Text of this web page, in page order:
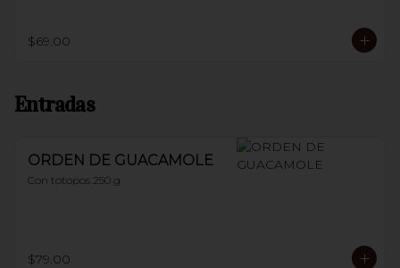
$69.00
Entradas
ORDEN DE GUACAMOLE
Con totopos 250 g
$79.00